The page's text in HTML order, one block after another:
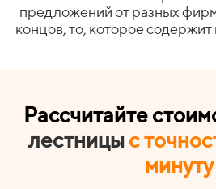
предложений от разных
концов, то, которое
Рассчитайте
лестницыс
минуту